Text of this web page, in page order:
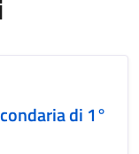
di 1°